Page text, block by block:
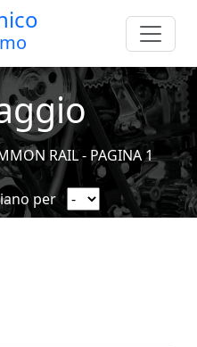
RAIL - PAGINA 1
per